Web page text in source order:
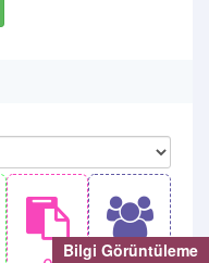
Bilgi Görüntüleme